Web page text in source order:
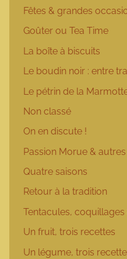
Fêtes & grandes
Goûter ou Tea Time
La boîte à biscuits
Le boudin noir : entre
Le pétrin de la
Non classé
On en discute !
Passion Morue &
Quatre saisons
Retour à la tradition
Tentacules,
Un fruit, trois recettes
Un légume, trois